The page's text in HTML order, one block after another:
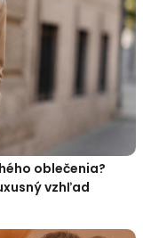
oblečenia?
vzhľad